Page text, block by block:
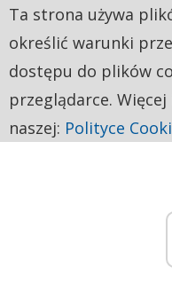
Ta strona używa
określić warunki
dostępu do plików
przeglądarce.
naszej: Polityce